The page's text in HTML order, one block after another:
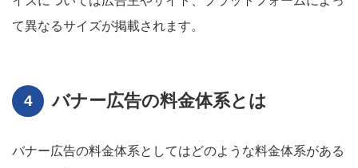
て異なるサイズが掲載されます。
バナー広告の料金体系とは
バナー広告の料金体系としてはどのような料金体系がある